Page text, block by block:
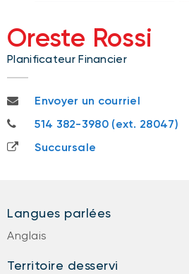
Oreste Rossi
Planificateur Financier
oreste.rossi@bnc.ca
Envoyer un courriel
514 382-3980
514 382-3980 (ext. 28047)
Succursale
Langues parlées
Anglais
Territoire desservi